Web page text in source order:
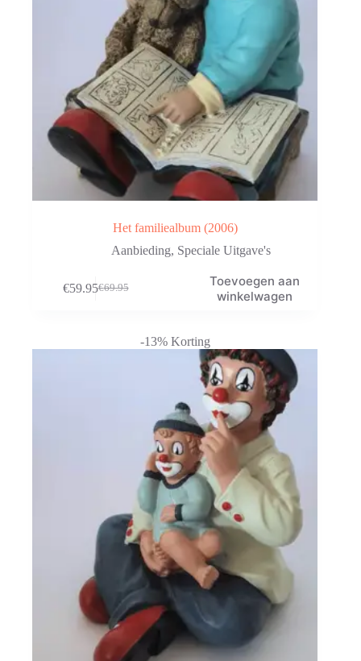
Het familiealbum (2006)
Aanbieding, Speciale Uitgave's
€69.95
Oorspronkelijke
€59.95Huidige
Toevoegen aan
winkelwagen
-13% Korting